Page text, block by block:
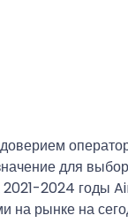
для
2021-2024 годы
на рынке на